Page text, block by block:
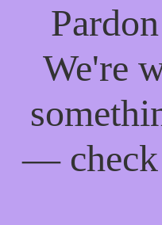
We're
— check